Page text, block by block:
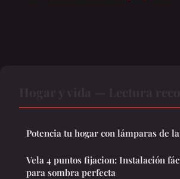
Potencia tu hogar con lámparas de
Vela 4 puntos fijacion: Instalación
para sombra perfecta